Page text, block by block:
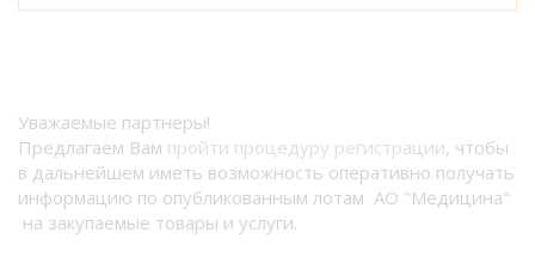
Уважаемые партнеры!
Предлагаем Вам пройти процедуру регистрации, чтобы
в дальнейшем иметь возможность оперативно получать
информацию по опубликованным лотам АО "Медицина"
на закупаемые товары и услуги.